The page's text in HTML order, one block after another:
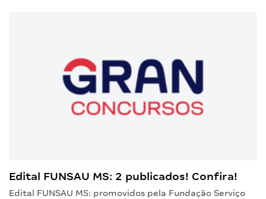
Edital FUNSAU MS: 2 publicados! Confira!
Edital FUNSAU MS: promovidos pela Fundação Serviço